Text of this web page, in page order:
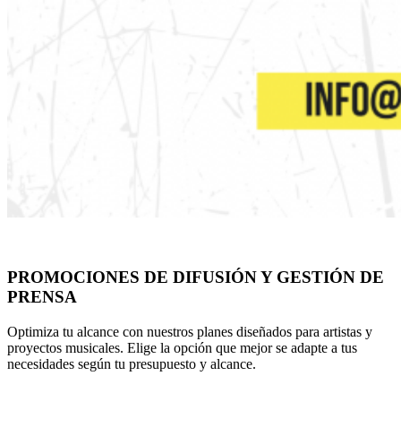
PROMOCIONES DE DIFUSIÓN Y GESTIÓN DE
PRENSA
Optimiza tu alcance con nuestros planes diseñados para artistas y
proyectos musicales. Elige la opción que mejor se adapte a tus
necesidades según tu presupuesto y alcance.